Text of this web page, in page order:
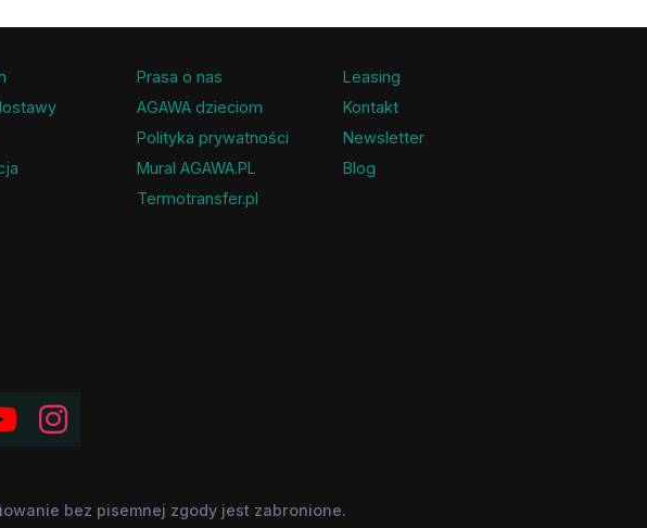
Prasa o nas
AGAWA dzieciom
Polityka prywatności
Mural AGAWA.PL
Termotransfer.pl
Leasing
Kontakt
Newsletter
Blog
bez pisemnej zgody jest zabronione.